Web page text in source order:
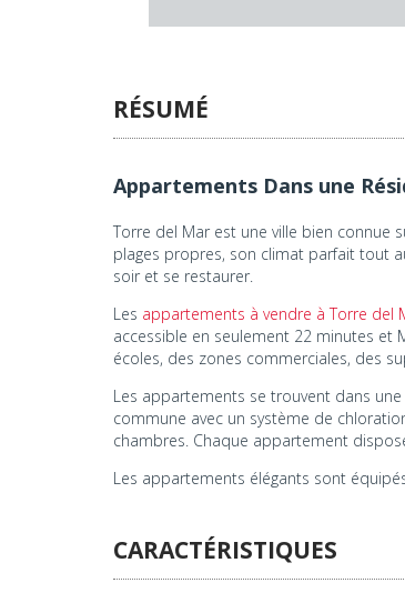
RÉSUMÉ
Appartements Dans une
Torre del Mar est une ville bien connue
plages propres, son climat parfait tout
soir et se restaurer.
Les appartements à vendre à Torre del
accessible en seulement 22 minutes
écoles, des zones commerciales, des
Les appartements se trouvent dans
commune avec un système de
chambres. Chaque appartement
Les appartements élégants sont
CARACTÉRISTIQUES